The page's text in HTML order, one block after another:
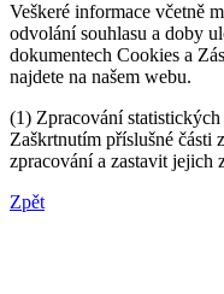
Veškeré informace včetně
odvolání souhlasu a doby
dokumentech Cookies a
najdete na našem webu.
(1) Zpracování
Zaškrtnutím příslušné části
zpracování a zastavit jejich
Zpět